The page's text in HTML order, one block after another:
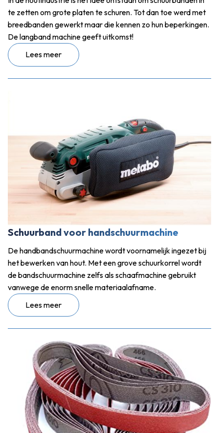
te zetten om grote platen te schuren. Tot dan toe werd met
breedbanden gewerkt maar die kennen zo hun beperkingen.
De langband machine geeft uitkomst!
Lees meer
Schuurband voor handschuurmachine
De handbandschuurmachine wordt voornamelijk ingezet bij
het bewerken van hout. Met een grove schuurkorrel wordt
de bandschuurmachine zelfs als schaafmachine gebruikt
vanwege de enorm snelle materiaalafname.
Lees meer